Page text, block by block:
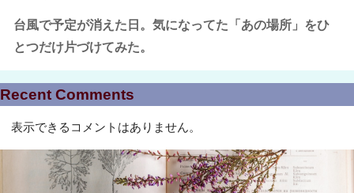
台風で予定が消えた日。気になってた「あの場所」をひ
とつだけ片づけてみた。
Recent Comments
表示できるコメントはありません。